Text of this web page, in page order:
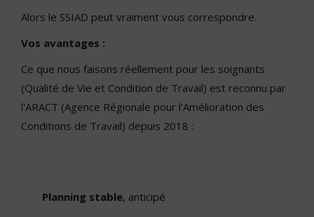
Alors le SSIAD peut vraiment vous correspondre.
Vos avantages :
Ce que nous faisons réellement pour les soignants
(Qualité de Vie et Condition de Travail) est reconnu par
l'ARACT (Agence Régionale pour l'Amélioration des
Conditions de Travail) depuis 2018 :
Planning stable, anticipé